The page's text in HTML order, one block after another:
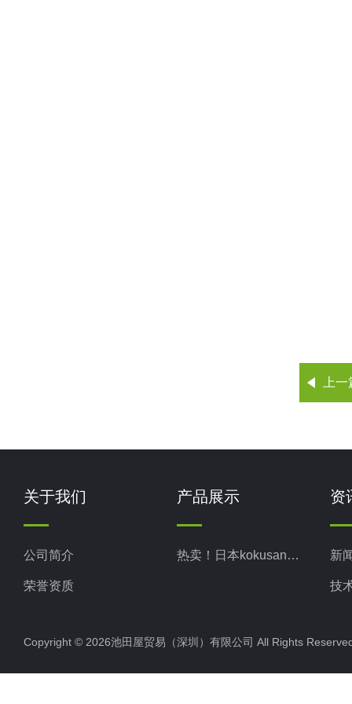
上
关于我们
公司简介
荣誉资质
产品展示
热卖！日本kokusan科库森
资
新
技
Copyright © 2026池田屋贸易（深圳）有限公司 All Rights